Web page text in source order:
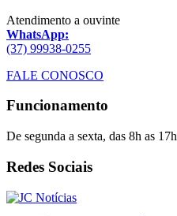
Atendimento a ouvinte
WhatsApp:
(37) 99938-0255
FALE CONOSCO
Funcionamento
De segunda a sexta, das 8h as 17h
Redes Sociais